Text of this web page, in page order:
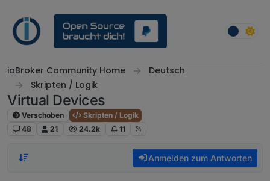
ioBroker Community Home
Deutsch
Skripten / Logik
Virtual Devices
Verschoben
Skripten / Logik
48
21 24.2k 11
Anmelden zum Antworten